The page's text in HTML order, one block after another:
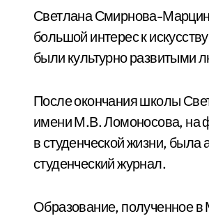
Светлана Смирнова-
большой интерес к
были культурно развитыми
После окончания школы
имени М.В. Ломоносова, на
в студенческой жизни, была
студенческий журнал.
Образование, полученное